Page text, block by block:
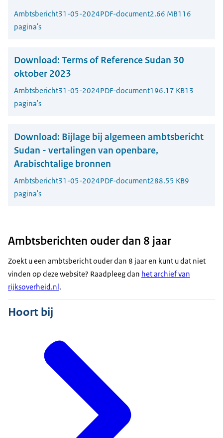
Ambtsbericht31-05-2024PDF-document2.66 MB116
pagina's
Download: Terms of Reference Sudan 30
oktober 2023
Ambtsbericht31-05-2024PDF-document196.17 KB13
pagina's
Download: Bijlage bij algemeen ambtsbericht
Sudan - vertalingen van openbare,
Arabischtalige bronnen
Ambtsbericht31-05-2024PDF-document288.55 KB9
pagina's
Ambtsberichten ouder dan 8 jaar
Zoekt u een ambtsbericht ouder dan 8 jaar en kunt u dat niet
vinden op deze website? Raadpleeg dan het archief van
rijksoverheid.nl .
Hoort bij